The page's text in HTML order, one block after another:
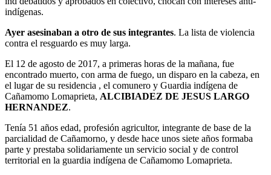
indígenas.
Ayer asesinaban a otro de sus integrantes. La lista de violencia
contra el resguardo es muy larga.
El 12 de agosto de 2017, a primeras horas de la mañana, fue
encontrado muerto, con arma de fuego, un disparo en la cabeza, en
el lugar de su residencia , el comunero y Guardia indígena de
Cañamomo Lomaprieta, ALCIBIADEZ DE JESUS LARGO
HERNANDEZ.
Tenía 51 años edad, profesión agricultor, integrante de base de la
parcialidad de Cañamorno, y desde hace unos siete años formaba
parte y prestaba solidariamente un servicio social y de control
territorial en la guardia indígena de Cañamomo Lomaprieta.